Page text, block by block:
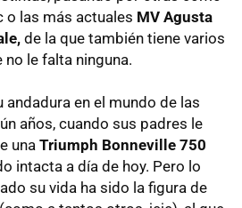
las más actuales MV Agusta
de la que también tiene varios
le falta ninguna.
andadura en el mundo de las
años, cuando sus padres le
una Triumph Bonneville 750
intacta a día de hoy. Pero lo
su vida ha sido la figura de